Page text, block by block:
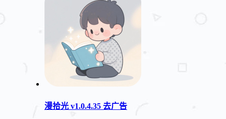
漫拾光 v1.0.4.35 去广告